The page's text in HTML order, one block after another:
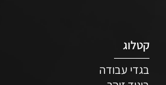
קטלוג
בגדי עבודה